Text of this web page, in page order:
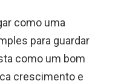
como uma
para guardar
como um bom
crescimento e